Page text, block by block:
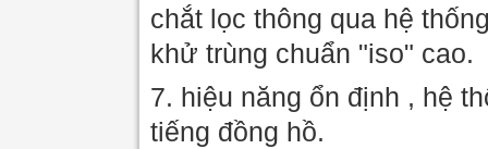
chắt lọc thông qua hệ
khử trùng chuẩn "iso" cao.
7. hiệu năng ổn định , hệ
tiếng đồng hồ.